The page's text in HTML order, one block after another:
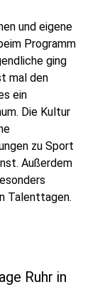
und eigene
Programm
ging
mal den
ein
Die Kultur
zu Sport
Außerdem
Talenttagen.
Ruhr in